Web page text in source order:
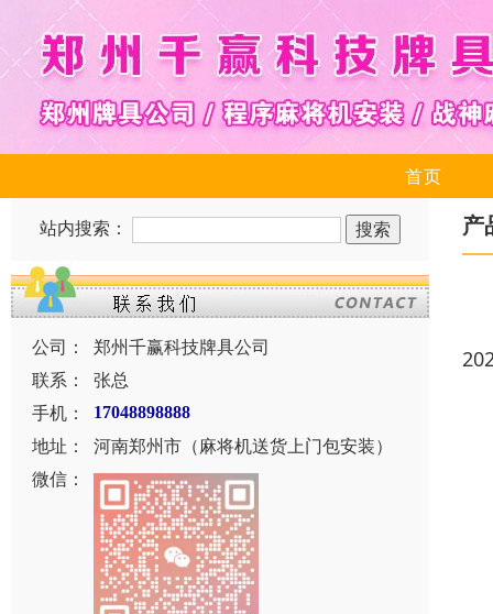
首页
站内搜索：
公司：
郑州千赢科技牌具公司
联系：
张总
手机：
17048898888
地址：
河南郑州市（麻将机送货上门包安装）
微信：
产